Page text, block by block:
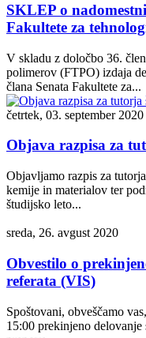
SKLEP o
Fakultete za
V skladu z določbo 36.
polimerov (FTPO) izdaja
člana Senata Fakultete za...
četrtek, 03. september 2020
Objava razpisa za
Objavljamo razpis za
kemije in materialov ter
študijsko leto...
sreda, 26. avgust 2020
Obvestilo o
referata (VIS)
Spoštovani, obveščamo
15:00 prekinjeno delovanje